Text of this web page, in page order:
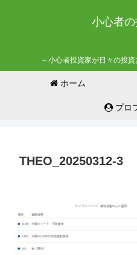
小心者
～小心者投資家が日々の投
ホーム
プロ
THEO_20250312-3